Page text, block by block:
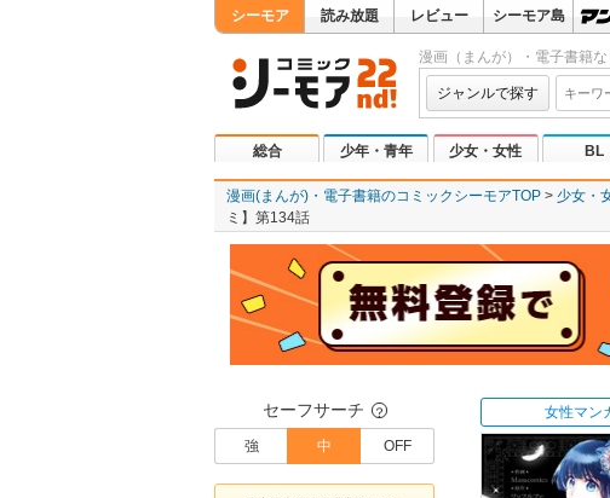
シーモア 読み放題 レビュー シーモア島
漫画（まんが）・電子書籍な
ジャンルで探す
総合 少年・青年 少女・女性 BL
漫画(まんが)・電子書籍のコミックシーモアTOP 少女・
ミ】第134話
セーフサーチ ？
強 中 OFF
女性マン